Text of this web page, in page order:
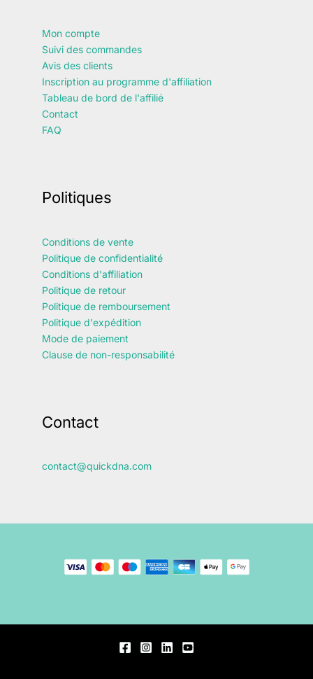
Mon compte
Suivi des commandes
Avis des clients
Inscription au programme d'affiliation
Tableau de bord de l'affilié
Contact
FAQ
Politiques
Conditions de vente
Politique de confidentialité
Conditions d'affiliation
Politique de retour
Politique de remboursement
Politique d'expédition
Mode de paiement
Clause de non-responsabilité
Contact
contact@quickdna.com